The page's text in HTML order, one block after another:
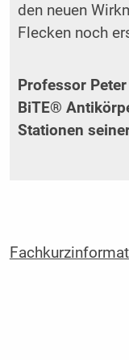
den neuen
Flecken noch
Professor
BiTE®
Stationen